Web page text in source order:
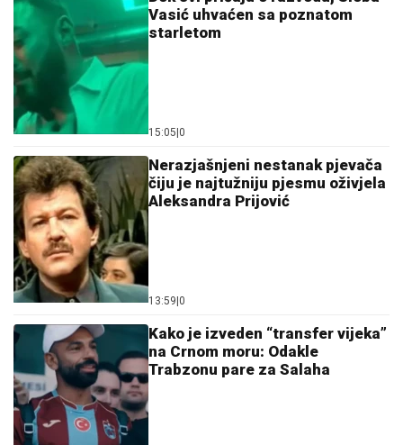
Vasić uhvaćen sa poznatom
starletom
15:05 0
Nerazjašnjeni nestanak pjevača
čiju je najtužniju pjesmu oživjela
Aleksandra Prijović
13:59 0
Kako je izveden “transfer vijeka”
na Crnom moru: Odakle
Trabzonu pare za Salaha